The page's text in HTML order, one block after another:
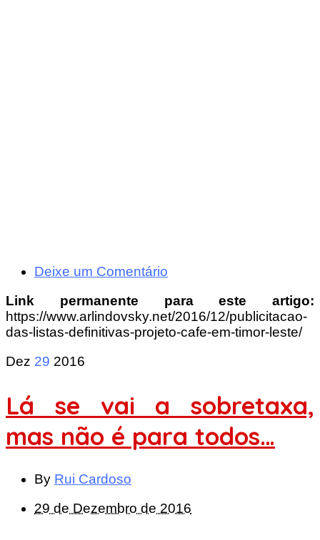
Deixe um Comentário
Link permanente para este artigo:
https://www.arlindovsky.net/2016/12/publicitacao-
das-listas-definitivas-projeto-cafe-em-timor-leste/
Dez 29 2016
Lá se vai a sobretaxa,
mas não é para todos…
By Rui Cardoso
29 de Dezembro de 2016